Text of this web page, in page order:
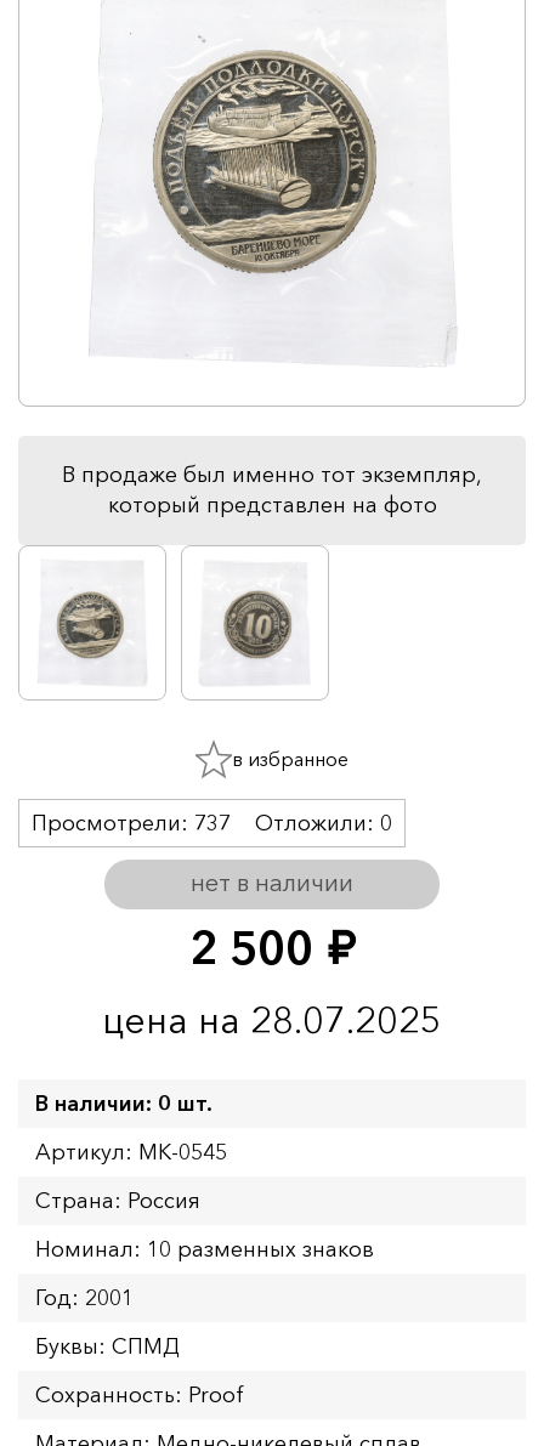
В продаже был именно тот экземпляр,
который представлен на фото
2 500 руб.
цена на 28.07.2025
нет в наличии
Просмотрели: 737 Отложили: 0
в избранное
В наличии: 0 шт.
Артикул: MK-0545
Страна: Россия
Номинал: 10 разменных знаков
Год: 2001
Буквы: СПМД
Сохранность: Proof